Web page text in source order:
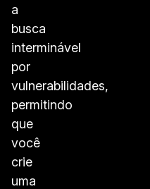
a
busca
interminável
por
vulnerabilidades,
permitindo
que
você
crie
uma